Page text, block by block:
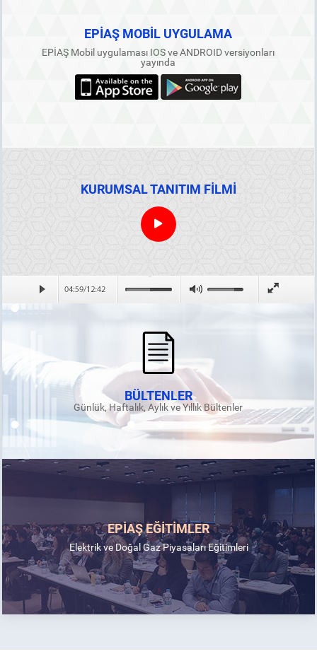
EPİAŞ MOBİL UYGULAMA
EPİAŞ Mobil uygulaması IOS ve ANDROID versiyonları
yayında
KURUMSAL TANITIM FİLMİ
BÜLTENLER
Günlük, Haftalık, Aylık ve Yıllık Bültenler
EPİAŞ EĞİTİMLER
Elektrik ve Doğal Gaz Piyasaları Eğitimleri